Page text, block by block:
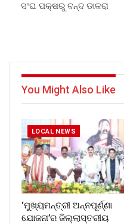
ସଂଘ ପକ୍ଷରୁ ବନ୍ଦ ଡାକରା
You Might Also Like
LOCAL NEWS
‘ମୁଖ୍ୟମନ୍ତ୍ରୀ ଅନ୍ନପୂର୍ଣ୍ଣା
ଯୋଜନା’ର ଜିଲ୍ଲାସ୍ତରୀୟ